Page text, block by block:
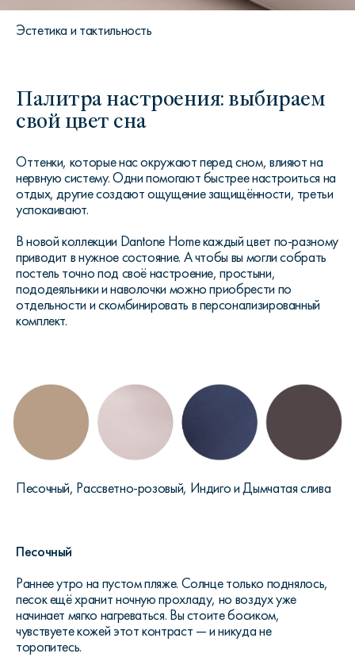
Эстетика и тактильность
Палитра настроения: выбираем
свой цвет сна
Оттенки, которые нас окружают перед сном, влияют на
нервную систему. Одни помогают быстрее настроиться на
отдых, другие создают ощущение защищённости, третьи
успокаивают.
В новой коллекции Dantone Home каждый цвет по-разному
приводит в нужное состояние. А чтобы вы могли собрать
постель точно под своё настроение, простыни,
пододеяльники и наволочки можно приобрести по
отдельности и скомбинировать в персонализированный
комплект.
Песочный, Рассветно-розовый, Индиго и Дымчатая слива
Песочный
Раннее утро на пустом пляже. Солнце только поднялось,
песок ещё хранит ночную прохладу, но воздух уже
начинает мягко нагреваться. Вы стоите босиком,
чувствуете кожей этот контраст — и никуда не
торопитесь.